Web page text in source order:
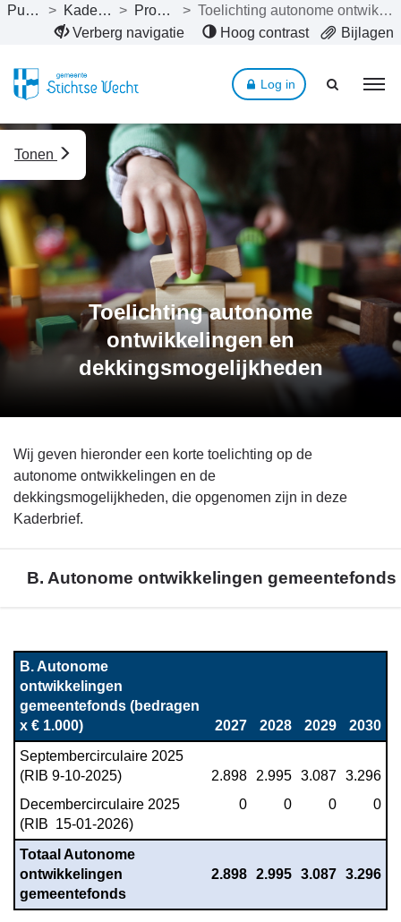
Naar hoofdinhoud
Publicaties > Kaderbrief 2027 > Programma’s >
Toelichting autonome ontwikkelingen en dekkingsmogelijkheden
Verberg navigatie
Hoog contrast Bijlagen
Log in
Toelichting autonome
ontwikkelingen en
dekkingsmogelijkheden
Tonen
Wij geven hieronder een korte toelichting op de
autonome ontwikkelingen en de
dekkingsmogelijkheden, die opgenomen zijn in deze
Kaderbrief.
B. Autonome ontwikkelingen gemeentefonds
naar
navigatie
Toelichting
autonome
ontwikkelingen
dekkingsmogelijkheden
Autonome
ontwikkelingen
gemeentefonds
B. Autonome
ontwikkelingen
gemeentefonds (bedragen
x € 1.000)
2027 2028 2029
2030
Septembercirculaire 2025
(RIB 9-10-2025)
2.898 2.995 3.087 3.296
Decembercirculaire 2025
(RIB  15-01-2026)
0 0 0 0
Totaal Autonome
ontwikkelingen
gemeentefonds
2.898 2.995 3.087 3.296